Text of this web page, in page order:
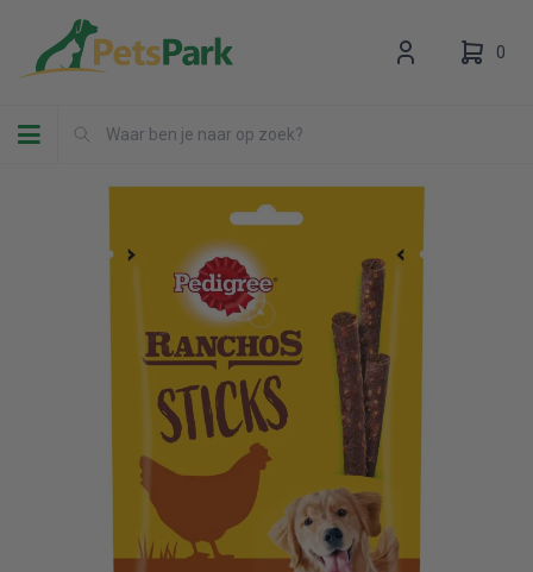
Toggle navigation
0
Uw winkelwagen is leeg.
Vul hem met producten.